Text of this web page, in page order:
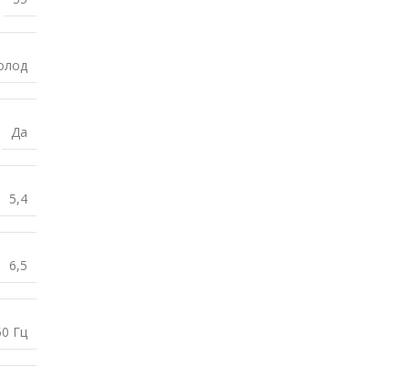
Да
5,4
6,5
Гц